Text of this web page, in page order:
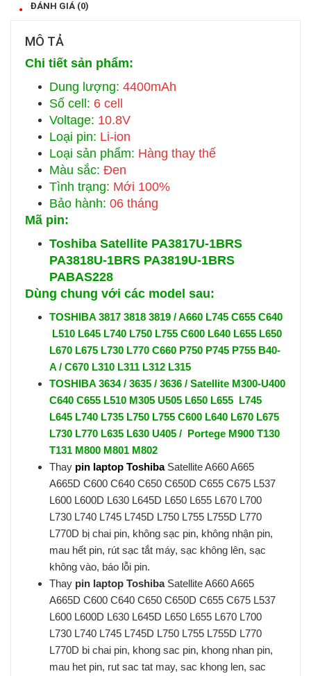
ĐÁNH GIÁ (0)
MÔ TẢ
Chi tiết sản phẩm:
Dung lượng: 4400mAh
Số cell: 6 cell
Voltage: 10.8V
Loại pin: Li-ion
Loại sản phẩm: Hàng thay thế
Màu sắc: Đen
Tình trạng: Mới 100%
Bảo hành: 06 tháng
Mã pin:
Toshiba Satellite PA3817U-1BRS
PA3818U-1BRS PA3819U-1BRS
PABAS228
Dùng chung với các model sau:
TOSHIBA 3817 3818 3819 / A660 L745 C655 C640
L510 L645 L740 L750 L755 C600 L640 L655 L650
L670 L675 L730 L770 C660 P750 P745 P755 B40-
A / C670 L310 L311 L312 L315
TOSHIBA 3634 / 3635 / 3636 / Satellite M300-U400
C640 C655 L510 M305 U505 L650 L655 L745
L645 L740 L735 L750 L755 C600 L640 L670 L675
L730 L770 L635 L630 U405 / Portege M900 T130
T131 M800 M801 M802
Thay pin laptop ToshibaSatellite A660 A665
A665D C600 C640 C650 C650D C655 C675 L537
L600 L600D L630 L645D L650 L655 L670 L700
L730 L740 L745 L745D L750 L755 L755D L770
L770D bị chai pin, không sạc pin, không nhận pin,
mau hết pin, rút sạc tắt máy, sạc không lên, sạc
không vào, báo lỗi pin.
Thay pin laptop ToshibaSatellite A660 A665
A665D C600 C640 C650 C650D C655 C675 L537
L600 L600D L630 L645D L650 L655 L670 L700
L730 L740 L745 L745D L750 L755 L755D L770
L770D bi chai pin, khong sac pin, khong nhan pin,
mau het pin, rut sac tat may, sac khong len, sac